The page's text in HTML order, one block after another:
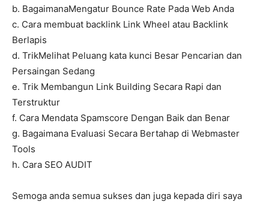
b. BagaimanaMengatur Bounce Rate Pada Web Anda
c. Cara membuat backlink Link Wheel atau Backlink
Berlapis
d. TrikMelihat Peluang kata kunci Besar Pencarian dan
Persaingan Sedang
e. Trik Membangun Link Building Secara Rapi dan
Terstruktur
f. Cara Mendata Spamscore Dengan Baik dan Benar
g. Bagaimana Evaluasi Secara Bertahap di Webmaster
Tools
h. Cara SEO AUDIT
Semoga anda semua sukses dan juga kepada diri saya